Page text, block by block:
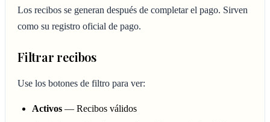
Los recibos se generan después de completar el pago. Sirven
como su registro oficial de pago.
Filtrar recibos
Use los botones de filtro para ver:
Activos — Recibos válidos